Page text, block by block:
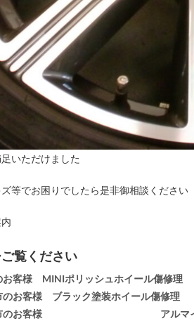
いただけました
等でお困りでしたら是非御相談ください
覧ください
お客様 MINIポリッシュホイール傷修理
のお客様 ブラック塗装ホイール傷修理
子市のお客様 アルマイトリ